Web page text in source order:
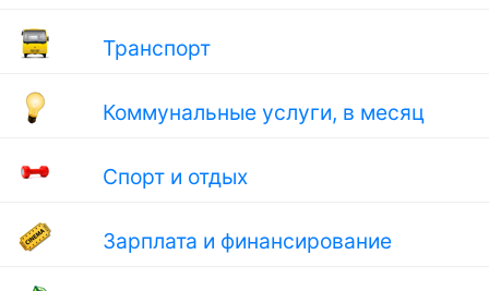
Транспорт
Коммунальные услуги, в месяц
Спорт и отдых
Зарплата и финансирование